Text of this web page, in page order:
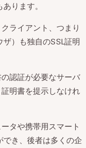
ります。
ライアント、つまり
）も独自のSSL証明
認証が必要なサーバ
明書を提示しなけれ
タや携帯用スマート
き、後者は多くの企